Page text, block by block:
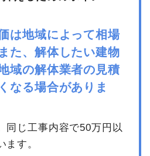
は地域によって相場
た、解体したい建物
域の解体業者の見積
なる場合がありま
同じ工事内容で50万円以
ます。